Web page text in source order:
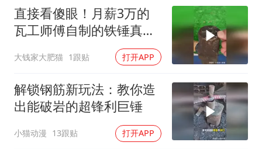
郑丽文：台湾从来没有“独立”过
茅台部分直营店飞天茅台提价
梁家辉百花奖演讲落泪
人民的健康、体质、幸福一脉相承
直接看傻眼！月薪3万的
瓦工师傅自制的铁锤真的
大钱家大肥猫 1跟贴 打开APP
解锁钢筋新玩法：教你造
出能破岩的超锋利巨锤
小猫动漫 13跟贴 打开APP